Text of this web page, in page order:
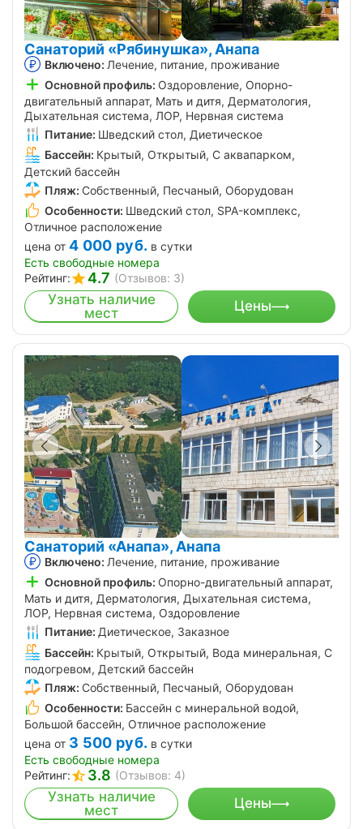
Санаторий «Рябинушка», Анапа
Включено: Лечение, питание, проживание
Основной профиль: Оздоровление, Опорно-
двигательный аппарат, Мать и дитя, Дерматология,
Дыхательная система, ЛОР, Нервная система
Питание: Шведский стол, Диетическое
Бассейн: Крытый, Открытый, С аквапарком,
Детский бассейн
Пляж: Собственный, Песчаный, Оборудован
Особенности: Шведский стол, SPA-комплекс,
Отличное расположение
цена от 4 000 руб. в сутки
Есть свободные номера
Рейтинг:
4.7 (Отзывов: 3)
Узнать наличие
мест
Цены
Санаторий «Анапа», Анапа
Включено: Лечение, питание, проживание
Основной профиль: Опорно-двигательный аппарат,
Мать и дитя, Дерматология, Дыхательная система,
ЛОР, Нервная система, Оздоровление
Питание: Диетическое, Заказное
Бассейн: Крытый, Открытый, Вода минеральная, С
подогревом, Детский бассейн
Пляж: Собственный, Песчаный, Оборудован
Особенности: Бассейн с минеральной водой,
Большой бассейн, Отличное расположение
цена от 3 500 руб. в сутки
Есть свободные номера
Рейтинг:
3.8 (Отзывов: 4)
Узнать наличие
мест
Цены